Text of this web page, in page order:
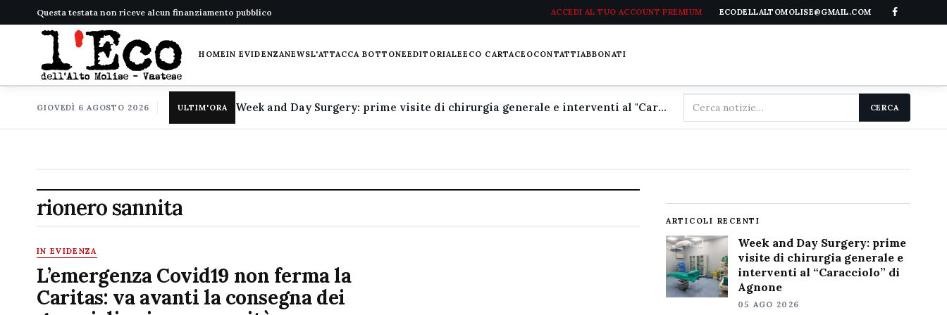
Questa testata non riceve alcun finanziamento pubblico ACCEDI AL TUO ACCOUNT PREMIUM ECODELLALTOMOLISE@GMAIL.COM
HOMEIN EVIDENZANEWSL'ATTACCA BOTTONEEDITORIALEECO CARTACEOCONTATTIABBONATI
GIOVEDÌ 6 AGOSTO 2026 ULTIM'ORA Week and Day Surgery: prime visite di chirurgia generale e interventi al "Caracciolo" di Agnone
Cerca
nel
CERCA
rionero sannita
IN EVIDENZA
L’emergenza Covid19 non ferma la
Caritas: va avanti la consegna dei
ARTICOLI RECENTI
Week and Day Surgery: prime
visite di chirurgia generale e
interventi al “Caracciolo” di
Agnone
05 AGO 2026